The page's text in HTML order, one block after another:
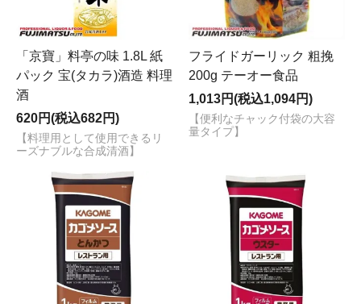
「京寶」料亭の味 1.8L 紙
パック 宝(タカラ)酒造 料理
酒
620円(税込682円)
【料理用として使用できるリ
ーズナブルな合成清酒】
フライドガーリック 粗挽
200g テーオー食品
1,013円(税込1,094円)
【便利なチャック付袋の大容
量タイプ】